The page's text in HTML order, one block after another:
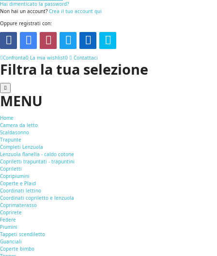
Hai dimenticato la password?
Non hai un account? Crea il tuo account qui
Oppure registrati con:
Confronta0 La mia wishlist0 Contattaci
Filtra la tua selezione
MENU
Home
Camera da letto
Scaldasonno
Trapunte
Completi Lenzuola
Lenzuola flanella - caldo cotone
Copriletti trapuntati - trapuntini
Copriletti
Copripiumini
Coperte e Plaid
Coordinati lettino
Coordinati copriletto e lenzuola
Coprimaterasso
Coprirete
Federe
Piumini
Tappeti scendiletto
Guanciali
Coperte bimbo